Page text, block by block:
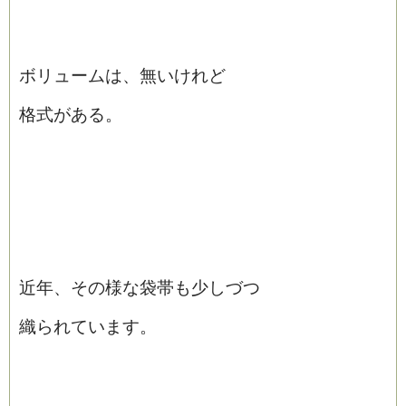
ボリュームは、無いけれど
格式がある。
近年、その様な袋帯も少しづつ
織られています。